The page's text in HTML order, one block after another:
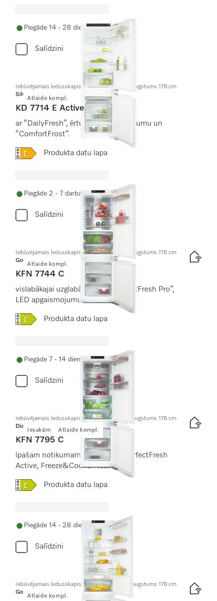
Piegāde 14 - 28 dienu laikā
Salīdzini
Atlaide kompl.
Iebūvējamais ledusskapis ar saldētavu, nišas augstums 178 cm
Silver
KD 7714 E Active
ar “DailyFresh”, ērtu LED apgaismojumu un
“ComfortFrost”.
Online Label Flag, Energoefektivitātes etiķete
Produkta datu lapa
Piegāde 2 - 7 darba dienu laikā
Salīdzini
Atlaide kompl.
Iebūvējamais ledusskapis ar saldētavu, nišas augstums 178 cm
Gold
KFN 7744 C
vislabākajai uzglabāšanai ar “PerfectFresh Pro”,
LED apgaismojumu un “NoFrost”.
Online Label Flag, Energoefektivitātes etiķete
Produkta datu lapa
Piegāde 7 - 14 dienu laikā
Salīdzini
Iesakām Atlaide kompl.
Iebūvējamais ledusskapis ar saldētavu, nišas augstums 178 cm
Diamond
KFN 7795 C
īpašam notikumam, pateicoties PerfectFresh
Active, Freeze&Cool un IceMaker.
Online Label Flag, Energoefektivitātes etiķete
Produkta datu lapa
Piegāde 14 - 28 dienu laikā
Salīdzini
Atlaide kompl.
Iebūvējamais ledusskapis ar saldētavu, nišas augstums 178 cm
Gold